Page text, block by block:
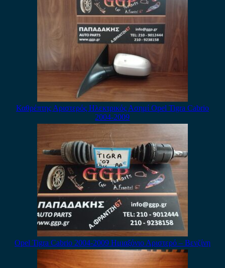
Καθρέπτης Αριστερός Ηλεκτρικός Ασημί Opel Tigra Cabrio
2004-2009
Opel Tigra Cabrio 2004-2009 Ημιαξόνιο Αριστερό – Βενζίνη